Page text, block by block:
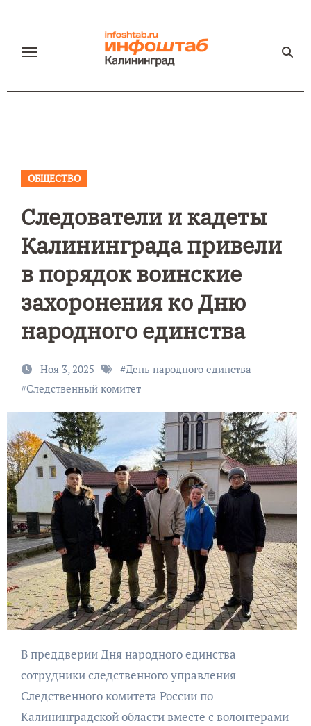
содержанию
ОБЩЕСТВО
Следователи и кадеты
Калининграда привели
в порядок воинские
захоронения ко Дню
народного единства
Ноя 3, 2025 #День народного единства
#Следственный комитет
В преддверии Дня народного единства
сотрудники следственного управления
Следственного комитета России по
Калининградской области вместе с волонтерами